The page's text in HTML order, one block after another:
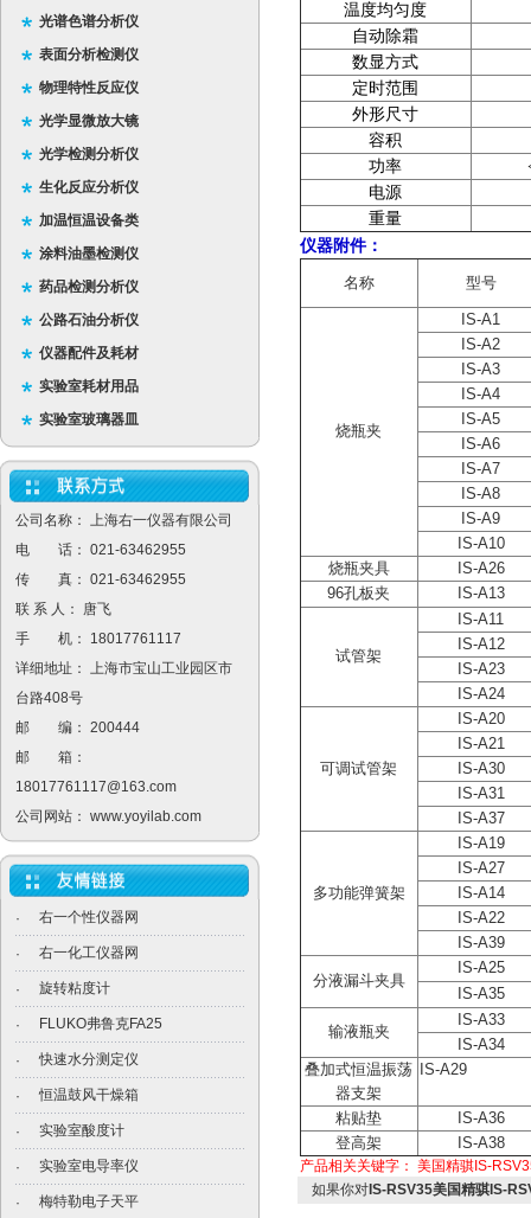
光谱色谱分析仪
表面分析检测仪
物理特性反应仪
光学显微放大镜
光学检测分析仪
生化反应分析仪
加温恒温设备类
涂料油墨检测仪
药品检测分析仪
公路石油分析仪
仪器配件及耗材
实验室耗材用品
实验室玻璃器皿
公司名称： 上海右一仪器有限公司
电 话： 021-63462955
传 真： 021-63462955
联 系 人： 唐飞
手 机： 18017761117
详细地址： 上海市宝山工业园区市
台路408号
邮 编： 200444
邮 箱：
18017761117@163.com
公司网站： www.yoyilab.com
· 右一个性仪器网
· 右一化工仪器网
· 旋转粘度计
· FLUKO弗鲁克FA25
· 快速水分测定仪
· 恒温鼓风干燥箱
· 实验室酸度计
· 实验室电导率仪
· 梅特勒电子天平
温度均匀度
自动除霜
数显方式
定时范围
外形尺寸
容积
功率
电源
重量
仪器附件：
名称 型号
烧瓶夹
IS-A1
IS-A2
IS-A3
IS-A4
IS-A5
IS-A6
IS-A7
IS-A8
IS-A9
IS-A10
烧瓶夹具
IS-A26
96孔板夹
IS-A13
试管架
IS-A11
IS-A12
IS-A23
IS-A24
可调试管架
IS-A20
IS-A21
IS-A30
IS-A31
IS-A37
多功能弹簧架
IS-A19
IS-A27
IS-A14
IS-A22
IS-A39
分液漏斗夹具
IS-A25
IS-A35
输液瓶夹
IS-A33
IS-A34
叠加式恒温振荡
器支架
IS-
粘贴垫
IS-A36
登高架
IS-A38
产品相关关键字： 美国精骐IS-
如果你对IS-RSV35美国精骐IS-